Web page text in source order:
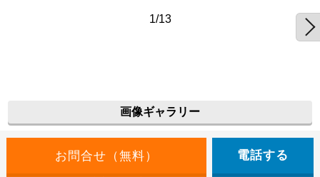
1/13
画像ギャラリー
電話する